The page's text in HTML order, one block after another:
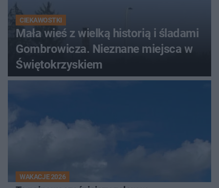
CIEKAWOSTKI
Mała wieś z wielką historią i śladami
Gombrowicza. Nieznane miejsca w
Świętokrzyskiem
WAKACJE 2026